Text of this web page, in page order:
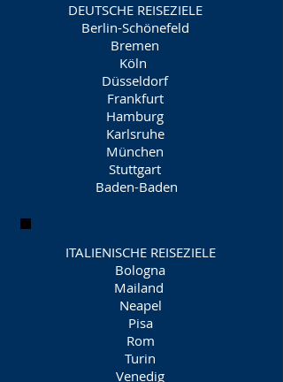
DEUTSCHE REISEZIELE
Berlin-Schönefeld
Bremen
Köln
Düsseldorf
Frankfurt
Hamburg
Karlsruhe
München
Stuttgart
​ Baden-Baden
ITALIENISCHE REISEZIELE
Bologna
Mailand
Neapel
Pisa
Rom
Turin
Venedig